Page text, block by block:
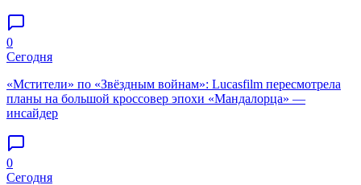
0
Сегодня
«Мстители» по «Звёздным войнам»: Lucasfilm пересмотрела
планы на большой кроссовер эпохи «Мандалорца» —
инсайдер
0
Сегодня